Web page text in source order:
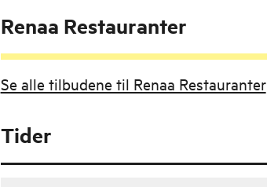
Renaa Restauranter
Se alle tilbudene til Renaa Restauranter
Tider